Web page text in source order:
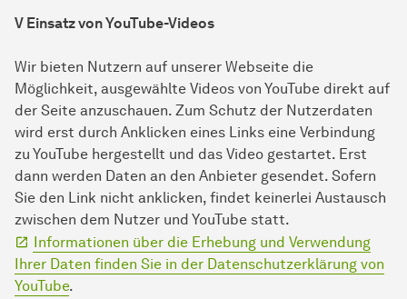
V Einsatz von YouTube-Videos
Wir bieten Nutzern auf unserer Webseite die
Möglichkeit, ausgewählte Videos von YouTube direkt auf
der Seite anzuschauen. Zum Schutz der Nutzerdaten
wird erst durch Anklicken eines Links eine Verbindung
zu YouTube hergestellt und das Video gestartet. Erst
dann werden Daten an den Anbieter gesendet. Sofern
Sie den Link nicht anklicken, findet keinerlei Austausch
zwischen dem Nutzer und YouTube statt.
Informationen über die Erhebung und Verwendung
Ihrer Daten finden Sie in der Datenschutzerklärung von
YouTube.